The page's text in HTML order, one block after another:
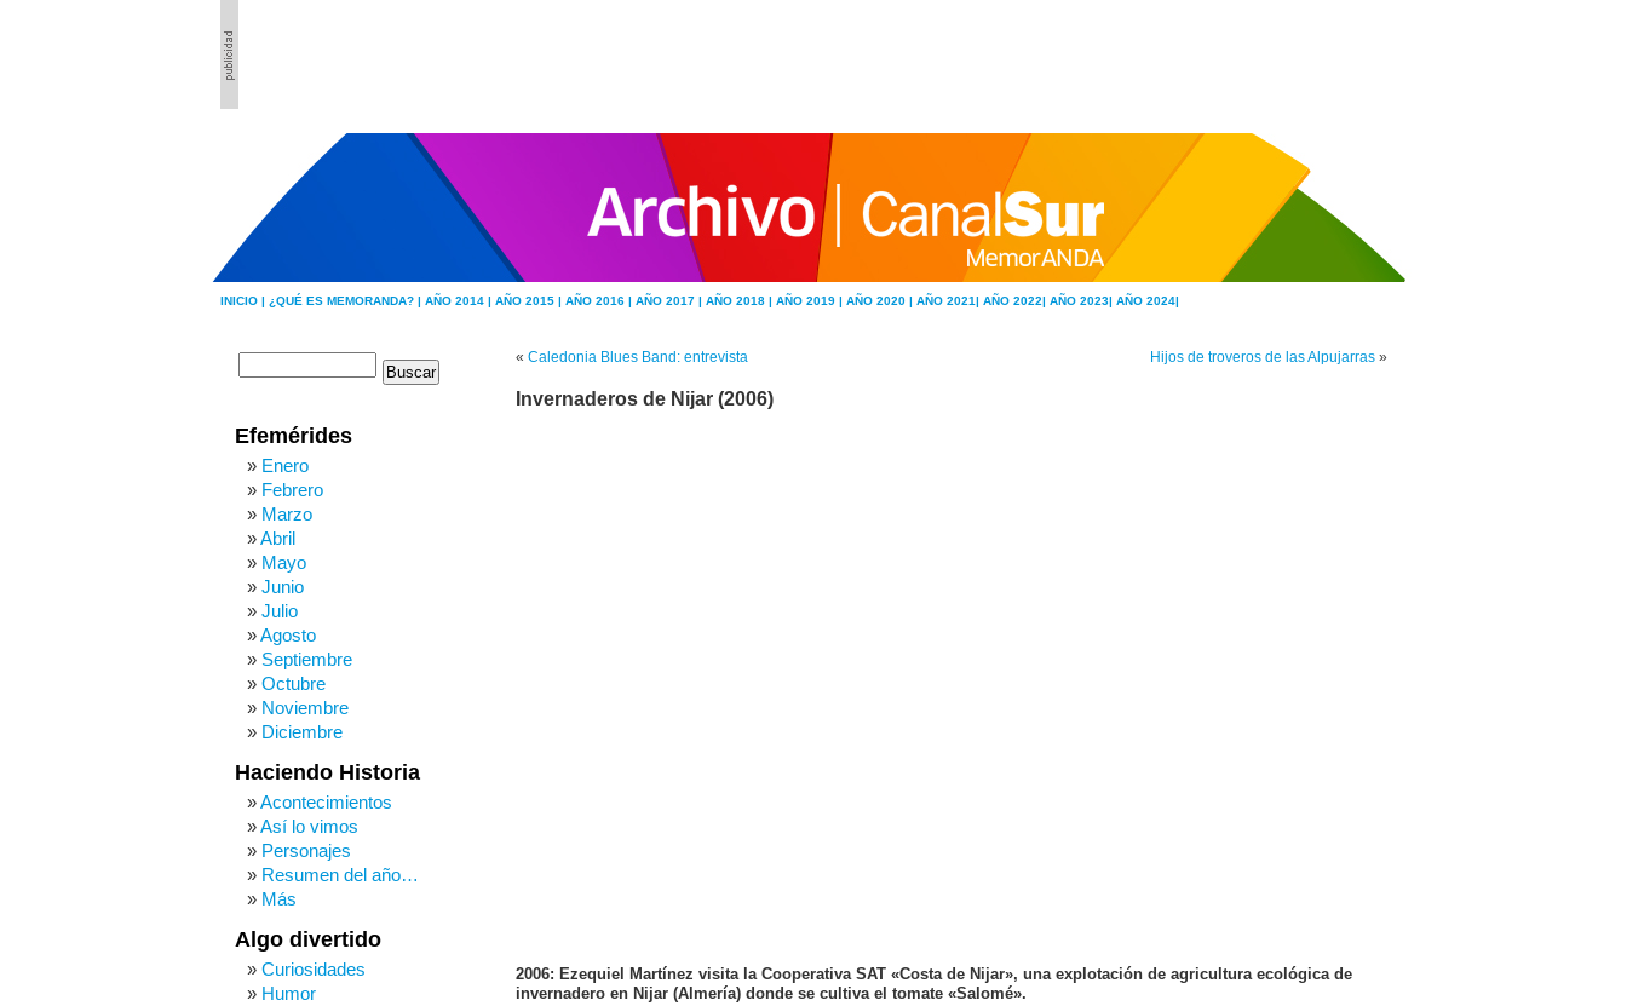
INICIO | ¿QUÉ ES MEMORANDA? | AÑO 2014 | AÑO 2015 | AÑO 2016 | AÑO 2017 | AÑO 2018 | AÑO 2019 | AÑO 2020 | AÑO 2021| AÑO 2022| AÑO 2023| AÑO 2024|
« Caledonia Blues Band: entrevista Hijos de troveros de las Alpujarras »
Invernaderos de Nijar (2006)
2006: Ezequiel Martínez visita la Cooperativa SAT «Costa de Nijar», una explotación de agricultura ecológica de
invernadero en Nijar (Almería) donde se cultiva el tomate «Salomé».
Efemérides
Enero
Febrero
Marzo
Abril
Mayo
Junio
Julio
Agosto
Septiembre
Octubre
Noviembre
Diciembre
Haciendo Historia
Acontecimientos
Así lo vimos
Personajes
Resumen del año…
Más
Algo divertido
Curiosidades
Humor